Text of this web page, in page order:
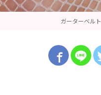
ガーターベルト